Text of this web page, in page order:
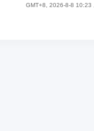
GMT+8, 2026-8-8 10:23